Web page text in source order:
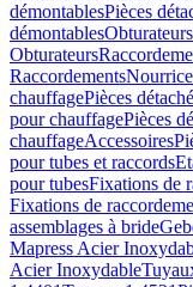
démontablesPièces
démontablesObturateurs
Obturateurs
Raccordements
chauffagePièces
pour chauffagePièces
chauffageAccessoires
pour tubes et raccords
pour tubesFixations de
Fixations de
assemblages à bride
Mapress Acier
Acier Inoxydable